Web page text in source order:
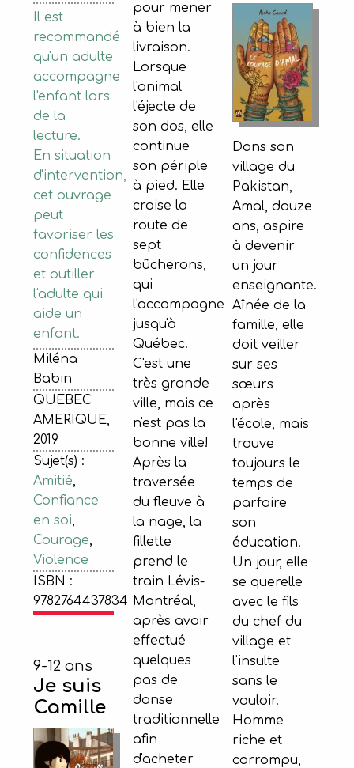
Il est
recommandé
qu'un adulte
accompagne
l'enfant lors
de la
lecture.
En situation
d'intervention,
cet ouvrage
peut
favoriser les
confidences
et outiller
l'adulte qui
aide un
enfant.
Miléna
Babin
QUEBEC
AMERIQUE,
2019
Sujet(s) :
Amitié,
Confiance
en soi,
Courage,
Violence
ISBN :
9782764437834
9-12 ans
Je suis
Camille
pour mener
à bien la
livraison.
Lorsque
l'animal
l'éjecte de
son dos, elle
continue
son périple
à pied. Elle
croise la
route de
sept
bûcherons,
qui
l'accompagne
jusqu'à
Québec.
C'est une
très grande
ville, mais ce
n'est pas la
bonne ville!
Après la
traversée
du fleuve à
la nage, la
fillette
prend le
train Lévis-
Montréal,
après avoir
effectué
quelques
pas de
danse
traditionnelle
afin
d'acheter
Dans son
village du
Pakistan,
Amal, douze
ans, aspire
à devenir
un jour
enseignante.
Aînée de la
famille, elle
doit veiller
sur ses
sœurs
après
l'école, mais
trouve
toujours le
temps de
parfaire
son
éducation.
Un jour, elle
se querelle
avec le fils
du chef du
village et
l'insulte
sans le
vouloir.
Homme
riche et
corrompu,